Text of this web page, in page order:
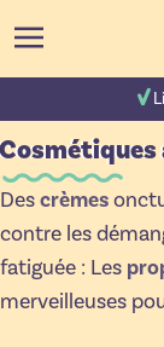
Cosmétiques
Descrèmes
contre les
fatiguée : Les
merveilleuses